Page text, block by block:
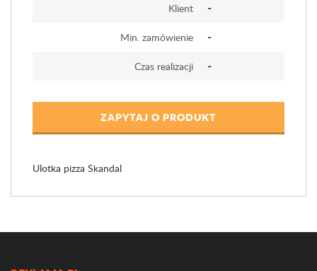
Klient -
Min. zamówienie -
Czas realizacji -
ZAPYTAJ O PRODUKT
Ulotka pizza Skandal